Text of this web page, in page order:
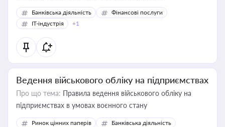
Банківська діяльність
Фінансові послуги
IT-індустрія
+1
Ведення військового обліку на підприємствах
Про що тема: Правила ведення військового обліку на
підприємствах в умовах воєнного стану
Ринок цінних паперів
Банківська діяльність